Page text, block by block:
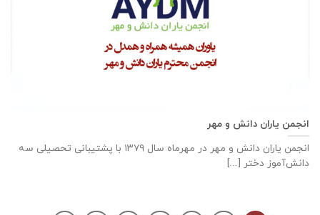
انجمن یاران دانش و مهر
انجمن یاران دانش و مهر در مهرماه سال ۱۳۷۹ با پشتیبانی تحصیلی سه
دانش‌آموز دختر [...]